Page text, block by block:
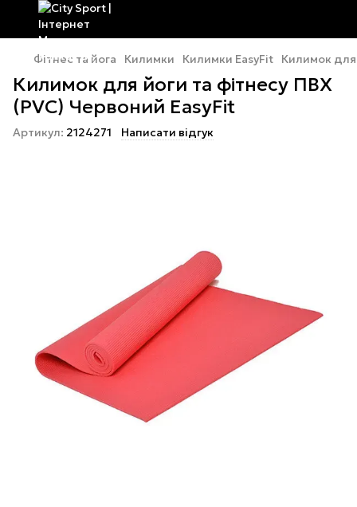
Фітнес та йога Килимки Килимки EasyFit Килимок для
Килимок для йоги та фітнесу ПВХ
(PVC) Червоний EasyFit
Артикул: 2124271 Написати відгук